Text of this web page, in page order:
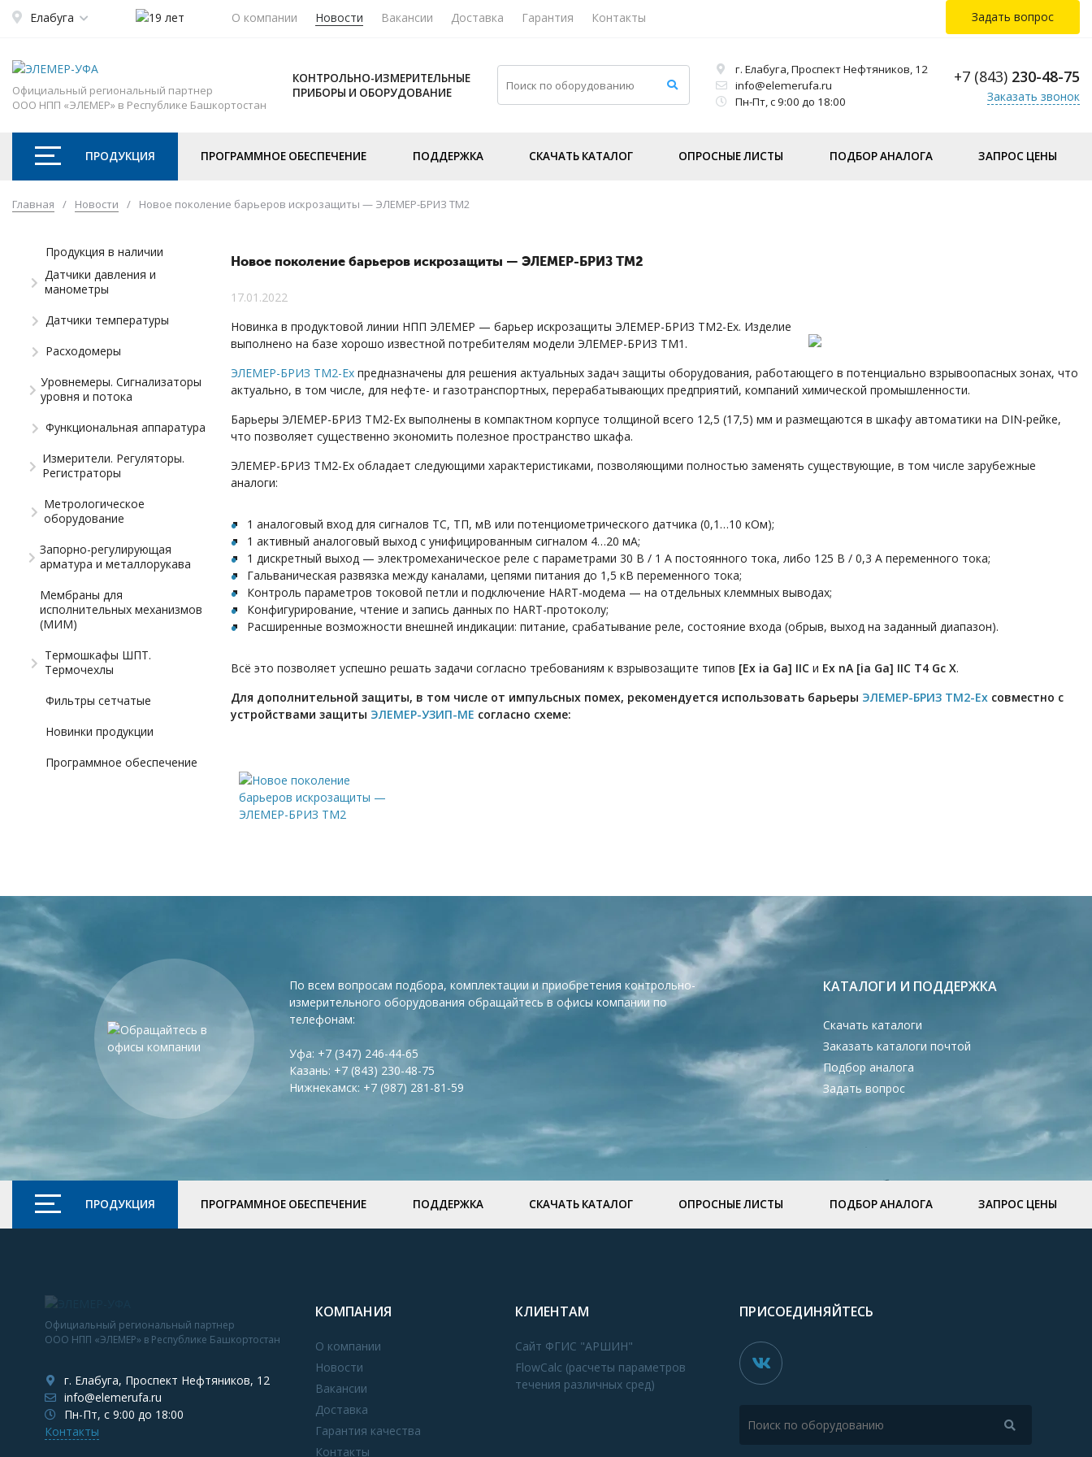
Елабуга О компании Новости Вакансии Доставка Гарантия Контакты Задать вопрос
Официальный региональный партнер
ООО НПП «ЭЛЕМЕР» в Республике Башкортостан
КОНТРОЛЬНО-ИЗМЕРИТЕЛЬНЫЕ
ПРИБОРЫ И ОБОРУДОВАНИЕ
г. Елабуга, Проспект Нефтяников, 12
info@elemerufa.ru
Пн-Пт, с 9:00 до 18:00
+7 (843) 230-48-75
Заказать звонок
ПРОДУКЦИЯ ПРОГРАММНОЕ ОБЕСПЕЧЕНИЕ ПОДДЕРЖКА СКАЧАТЬ КАТАЛОГ ОПРОСНЫЕ ЛИСТЫ ПОДБОР АНАЛОГА ЗАПРОС ЦЕНЫ
Главная / Новости / Новое поколение барьеров искрозащиты — ЭЛЕМЕР-БРИЗ ТМ2
Продукция в наличии
Датчики давления и
манометры
Датчики температуры
Расходомеры
Уровнемеры. Сигнализаторы
уровня и потока
Функциональная аппаратура
Измерители. Регуляторы.
Регистраторы
Метрологическое
оборудование
Запорно-регулирующая
арматура и металлорукава
Мембраны для
исполнительных механизмов
(МИМ)
Термошкафы ШПТ.
Термочехлы
Фильтры сетчатые
Новинки продукции
Программное обеспечение
Новое поколение барьеров искрозащиты — ЭЛЕМЕР-БРИЗ ТМ2
17.01.2022
Новинка в продуктовой линии НПП ЭЛЕМЕР — барьер искрозащиты ЭЛЕМЕР-БРИЗ ТМ2-Ех. Изделие
выполнено на базе хорошо известной потребителям модели ЭЛЕМЕР-БРИЗ ТМ1.
ЭЛЕМЕР-БРИЗ ТМ2-Ехпредназначены для решения актуальных задач защиты оборудования, работающего в потенциально взрывоопасных зонах, что
актуально, в том числе, для нефте- и газотранспортных, перерабатывающих предприятий, компаний химической промышленности.
Барьеры ЭЛЕМЕР-БРИЗ ТМ2-Ех выполнены в компактном корпусе толщиной всего 12,5 (17,5) мм и размещаются в шкафу автоматики на DIN-рейке,
что позволяет существенно экономить полезное пространство шкафа.
ЭЛЕМЕР-БРИЗ ТМ2-Ех обладает следующими характеристиками, позволяющими полностью заменять существующие, в том числе зарубежные
аналоги:
1 аналоговый вход для сигналов ТС, ТП, мВ или потенциометрического датчика (0,1…10 кОм);
1 активный аналоговый выход с унифицированным сигналом 4…20 мА;
1 дискретный выход — электромеханическое реле с параметрами 30 В / 1 А постоянного тока, либо 125 В / 0,3 А переменного тока;
Гальваническая развязка между каналами, цепями питания до 1,5 кВ переменного тока;
Контроль параметров токовой петли и подключение HART-модема — на отдельных клеммных выводах;
Конфигурирование, чтение и запись данных по HART-протоколу;
Расширенные возможности внешней индикации: питание, срабатывание реле, состояние входа (обрыв, выход на заданный диапазон).
Всё это позволяет успешно решать задачи согласно требованиям к взрывозащите типов [Ex ia Ga] IICи Ex nA [ia Ga] IIC T4 Gc X.
Для дополнительной защиты, в том числе от импульсных помех, рекомендуется использовать барьеры ЭЛЕМЕР-БРИЗ ТМ2-Ехсовместно с
устройствами защиты ЭЛЕМЕР-УЗИП-МЕ согласно схеме:
По всем вопросам подбора, комплектации и приобретения контрольно-
измерительного оборудования обращайтесь в офисы компании по
телефонам:
Уфа: +7 (347) 246-44-65
Казань: +7 (843) 230-48-75
Нижнекамск: +7 (987) 281-81-59
КАТАЛОГИ И ПОДДЕРЖКА
Скачать каталоги
Заказать каталоги почтой
Подбор аналога
Задать вопрос
ПРОДУКЦИЯ ПРОГРАММНОЕ ОБЕСПЕЧЕНИЕ ПОДДЕРЖКА СКАЧАТЬ КАТАЛОГ ОПРОСНЫЕ ЛИСТЫ ПОДБОР АНАЛОГА ЗАПРОС ЦЕНЫ
Официальный региональный партнер
ООО НПП «ЭЛЕМЕР» в Республике Башкортостан
г. Елабуга, Проспект Нефтяников, 12
info@elemerufa.ru
Пн-Пт, с 9:00 до 18:00
Контакты
КОМПАНИЯ
О компании
Новости
Вакансии
Доставка
Гарантия качества
Контакты
КЛИЕНТАМ
Сайт ФГИС "АРШИН"
FlowCalc (расчеты параметров
течения различных сред)
ПРИСОЕДИНЯЙТЕСЬ